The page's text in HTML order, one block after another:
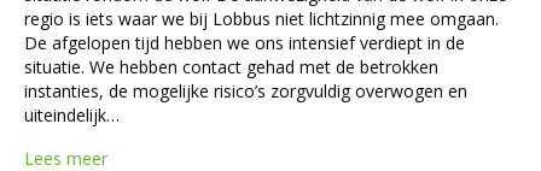
regio is iets waar we bij Lobbus niet lichtzinnig mee omgaan.
De afgelopen tijd hebben we ons intensief verdiept in de
situatie. We hebben contact gehad met de betrokken
instanties, de mogelijke risico’s zorgvuldig overwogen en
uiteindelijk…
Lees meer